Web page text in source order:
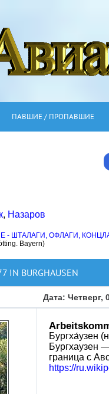
ПАВШИЕ / ПРОПАВШИЕ
, Назаров
- ШТАЛАГИ, ОФЛАГИ,
Bayern)
IN BURGHAUSEN
Дата: Четверг,
Бургха́узен
Бургхаузен
граница с
https://